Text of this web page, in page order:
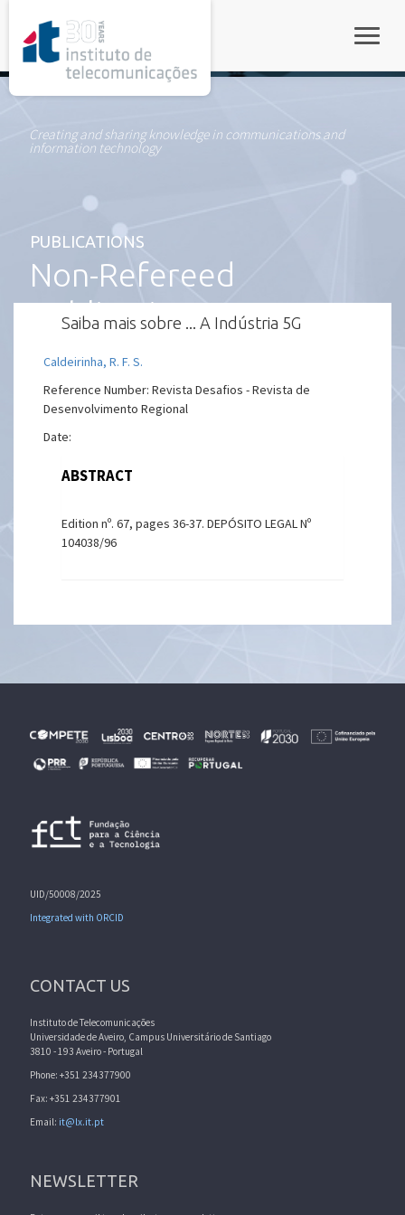
Creating and sharing knowledge in communications and
information technology
PUBLICATIONS
Non-Refereed
Publication
Saiba mais sobre ... A Indústria 5G
Caldeirinha, R. F. S.
Reference Number: Revista Desafios - Revista de
Desenvolvimento Regional
Date:
ABSTRACT
Edition nº. 67, pages 36-37. DEPÓSITO LEGAL Nº
104038/96
UID/50008/2025
Integrated with ORCID
CONTACT US
Instituto de Telecomunicações
Universidade de Aveiro, Campus Universitário de Santiago
3810 - 193 Aveiro - Portugal
Phone: +351 234377900
Fax: +351 234377901
Email: it@lx.it.pt
NEWSLETTER